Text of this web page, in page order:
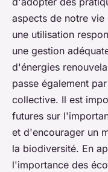
aspects de notre
une utilisation
une gestion
d'énergies
passe également
collective. Il est
futures sur
et d'encourager un
la biodiversité. En
l'importance des